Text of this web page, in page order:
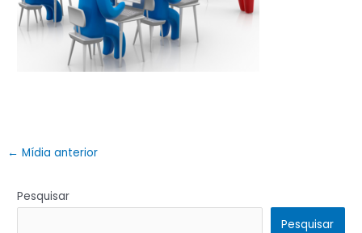
← Mídia anterior
Pesquisar
Pesquisar